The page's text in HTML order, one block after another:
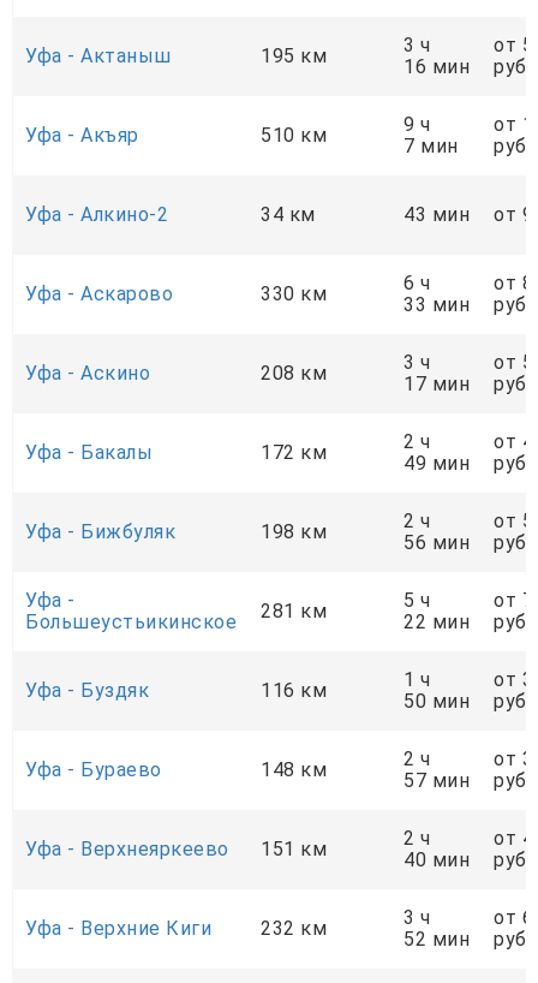
Уфа - Актаныш 195 км
3 ч
16 мин
от
руб.
Уфа - Акъяр 510 км
9 ч
7 мин
от
руб.
Уфа - Алкино-2 34 км 43 мин от
Уфа - Аскарово 330 км
6 ч
33 мин
от
руб.
Уфа - Аскино 208 км
3 ч
17 мин
от
руб.
Уфа - Бакалы 172 км
2 ч
49 мин
от
руб.
Уфа - Бижбуляк 198 км
2 ч
56 мин
от
руб.
Уфа -
Большеустьикинское
281 км
5 ч
22 мин
от
руб.
Уфа - Буздяк 116 км
1 ч
50 мин
от
руб.
Уфа - Бураево 148 км
2 ч
57 мин
от
руб.
Уфа - Верхнеяркеево 151 км
2 ч
40 мин
от
руб.
Уфа - Верхние Киги 232 км
3 ч
52 мин
от
руб.